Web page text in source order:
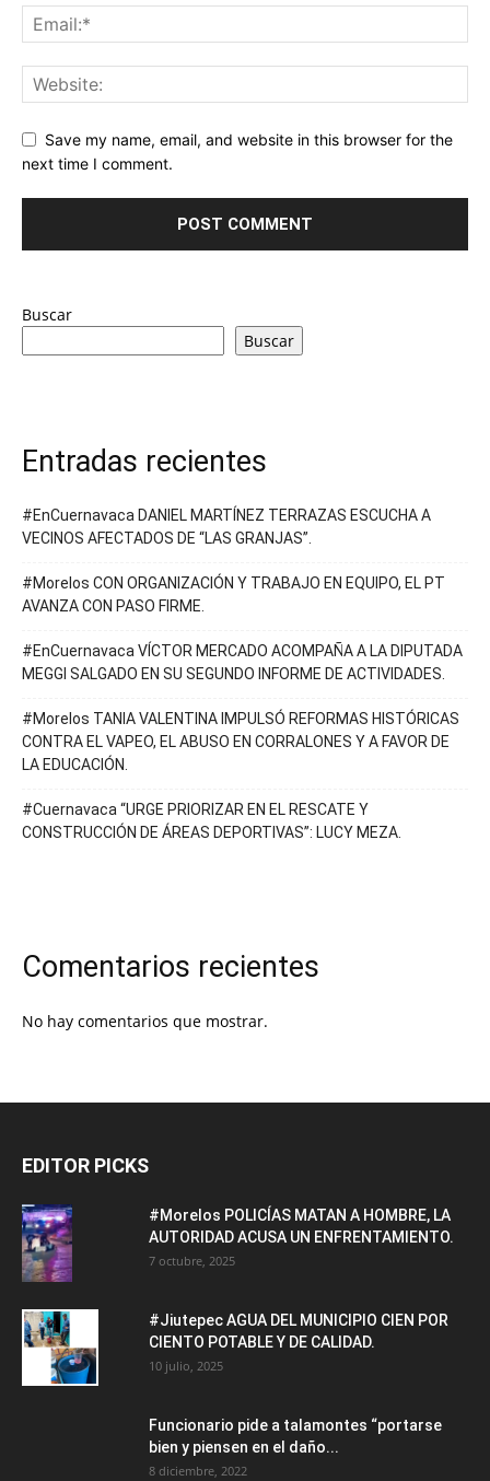
Save my name, email, and website in this browser for the
next time I comment.
Buscar
Buscar
Entradas recientes
#EnCuernavaca DANIEL MARTÍNEZ TERRAZAS ESCUCHA A
VECINOS AFECTADOS DE “LAS GRANJAS”.
#Morelos CON ORGANIZACIÓN Y TRABAJO EN EQUIPO, EL PT
AVANZA CON PASO FIRME.
#EnCuernavaca VÍCTOR MERCADO ACOMPAÑA A LA DIPUTADA
MEGGI SALGADO EN SU SEGUNDO INFORME DE ACTIVIDADES.
#Morelos TANIA VALENTINA IMPULSÓ REFORMAS HISTÓRICAS
CONTRA EL VAPEO, EL ABUSO EN CORRALONES Y A FAVOR DE
LA EDUCACIÓN.
#Cuernavaca “URGE PRIORIZAR EN EL RESCATE Y
CONSTRUCCIÓN DE ÁREAS DEPORTIVAS”: LUCY MEZA.
Comentarios recientes
No hay comentarios que mostrar.
EDITOR PICKS
#Morelos POLICÍAS MATAN A HOMBRE, LA
AUTORIDAD ACUSA UN ENFRENTAMIENTO.
7 octubre, 2025
#Jiutepec AGUA DEL MUNICIPIO CIEN POR
CIENTO POTABLE Y DE CALIDAD.
10 julio, 2025
Funcionario pide a talamontes “portarse
bien y piensen en el daño...
8 diciembre, 2022